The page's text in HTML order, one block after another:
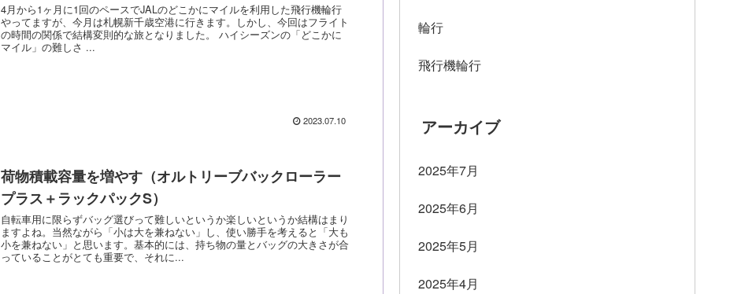
4月から1ヶ月に1回のペースでJALのどこかにマイルを利用した飛行機輪行
やってますが、今月は札幌新千歳空港に行きます。しかし、今回はフライト
の時間の関係で結構変則的な旅となりました。 ハイシーズンの「どこかに
マイル」の難しさ ...
2023.07.10
荷物積載容量を増やす（オルトリーブバックローラー
プラス＋ラックパックS）
自転車用に限らずバッグ選びって難しいというか楽しいというか結構はまり
ますよね。当然ながら「小は大を兼ねない」し、使い勝手を考えると「大も
小を兼ねない」と思います。基本的には、持ち物の量とバッグの大きさが合
っていることがとても重要で、それに...
輪行
飛行機輪行
アーカイブ
2025年7月
2025年6月
2025年5月
2025年4月